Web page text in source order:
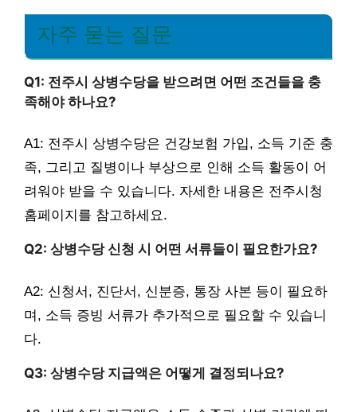
자주 묻는 질문
Q1: 전주시 상병수당을 받으려면 어떤 조건들을 충
족해야 하나요?
A1: 전주시 상병수당은 건강보험 가입, 소득 기준 충
족, 그리고 질병이나 부상으로 인해 소득 활동이 어
려워야 받을 수 있습니다. 자세한 내용은 전주시청
홈페이지를 참고하세요.
Q2: 상병수당 신청 시 어떤 서류들이 필요한가요?
A2: 신청서, 진단서, 신분증, 통장 사본 등이 필요하
며, 소득 증빙 서류가 추가적으로 필요할 수 있습니
다.
Q3: 상병수당 지급액은 어떻게 결정되나요?